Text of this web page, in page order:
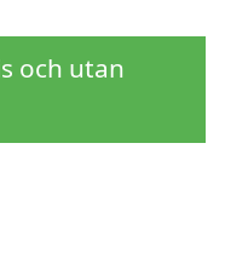
och utan